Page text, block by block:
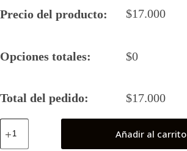
Precio del producto: $17.000
Opciones totales: $0
Total del pedido: $17.000
Superman
Azul
Añadir al carrito